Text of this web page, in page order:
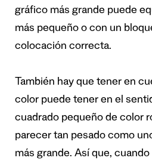
gráfico más grande puede
más pequeño o con un
colocación correcta.
También hay que tener en
color puede tener en el
cuadrado pequeño de color
parecer tan pesado como
más grande. Así que,